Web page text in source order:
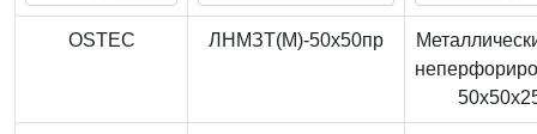
OSTEC ЛНМЗТ(М)-50x50пр